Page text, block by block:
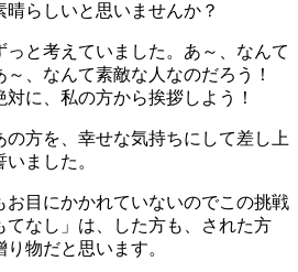
らしいと思いませんか？
と考えていました。あ～、なんて
、なんて素敵な人なのだろう！
に、私の方から挨拶しよう！
の方を、幸せな気持ちにして差し上
ました。
お目にかかれていないのでこの挑戦
てなし」は、した方も、された方
物だと思います。